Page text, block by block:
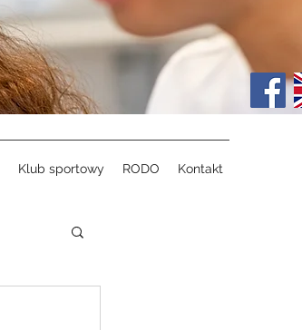
Klub sportowy RODO Kontakt